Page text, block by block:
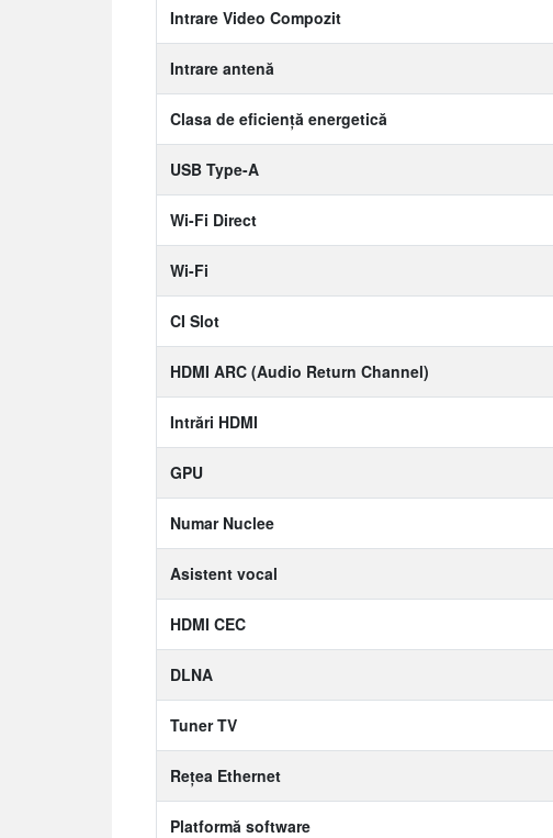
Intrare Video Compozit
Intrare antenă
Clasa de eficiență energetică
USB Type-A
Wi-Fi Direct
Wi-Fi
CI Slot
HDMI ARC (Audio Return Channel)
Intrări HDMI
GPU
Numar Nuclee
Asistent vocal
HDMI CEC
DLNA
Tuner TV
Rețea Ethernet
Platformă software